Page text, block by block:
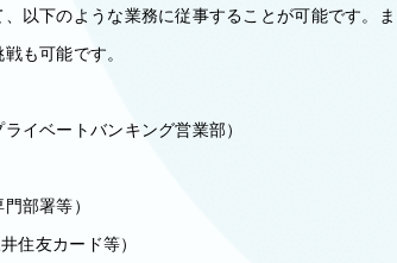
以下のような業務に従事することが可能です。ま
も可能です。
イベートバンキング営業部）
部署等）
住友カード等）